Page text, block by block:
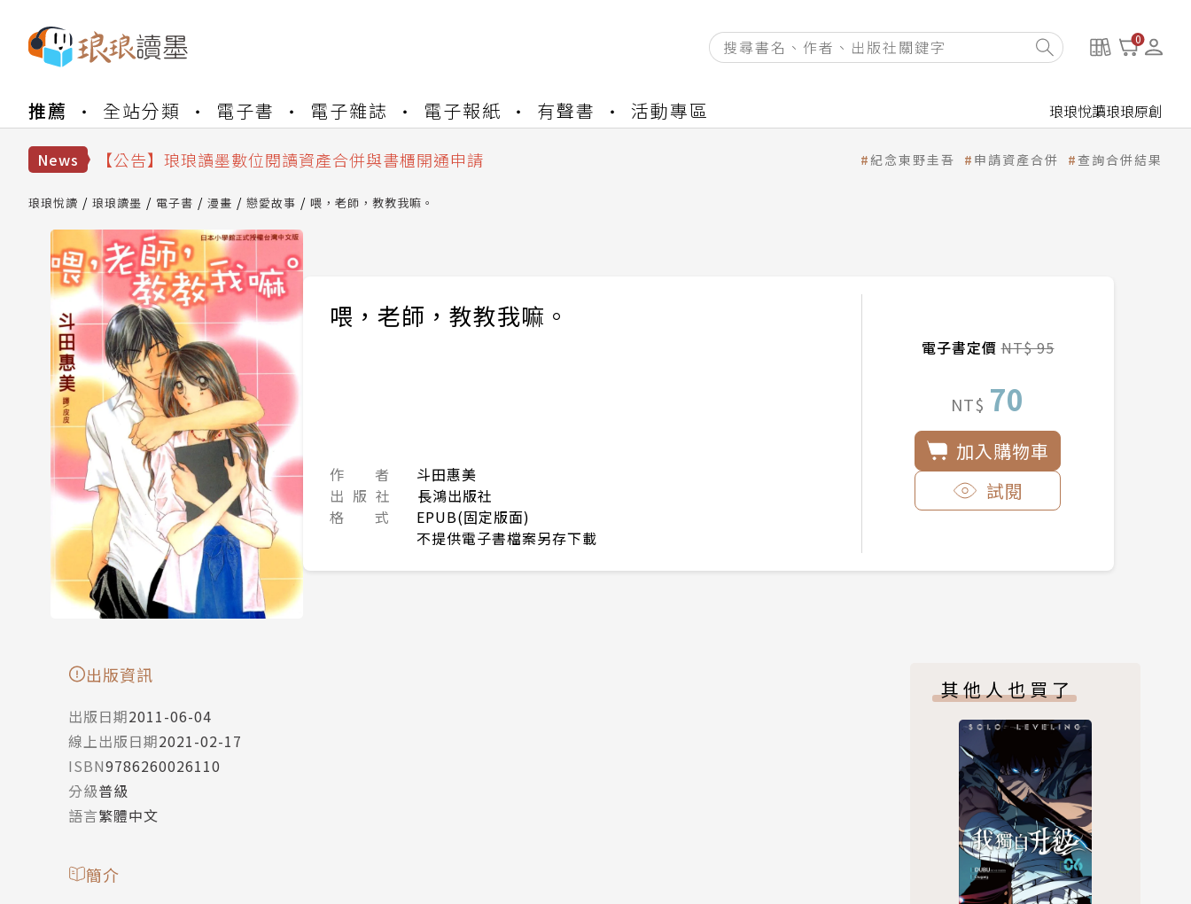
0
推薦 全站分類 電子書 電子雜誌 電子報紙 有聲書 活動專區 琅琅悅讀琅琅原創
News
【公告】因 Readmoo 讀墨系統維護中，本站同步暫停部分閱讀服務
【公告】琅琅讀墨書櫃開通常見問題
【公告】琅琅書店服務升級重要說明及資產合併結果查詢
【公告】因 Readmoo 讀墨系統維護中，本站同步暫停部分閱讀服務
紀念東野圭吾 申請資產合併 查詢合併結果
琅琅悅讀 琅琅讀墨 電子書 漫畫 戀愛故事 喂，老師，教教我嘛。
喂，老師，教教我嘛。
作 者
斗田惠美
出 版 社
長鴻出版社
格 式
EPUB(固定版面)
不提供電子書檔案另存下載
電子書定價NT$ 95
NT$ 70
加入購物車
試閱
出版資訊
出版日期2011-06-04
線上出版日期2021-02-17
ISBN9786260026110
分級普級
語言繁體中文
簡介
其他人也買了